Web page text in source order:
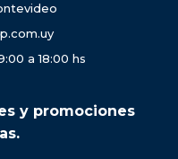
a 18:00 hs
y promociones